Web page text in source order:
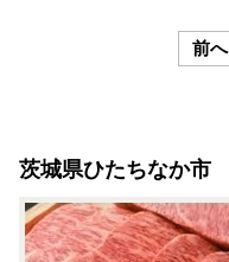
前へ
茨城県ひたちなか市